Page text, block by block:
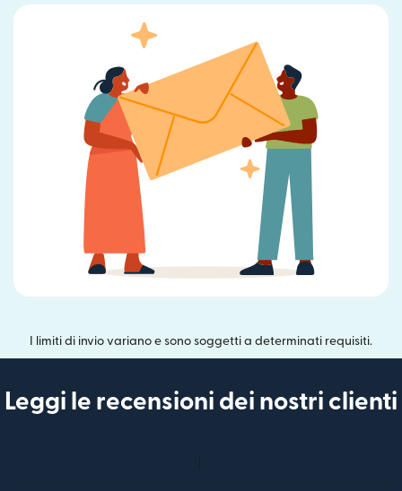
I limiti di invio variano e sono soggetti a determinati requisiti.
Leggi le recensioni dei nostri clienti